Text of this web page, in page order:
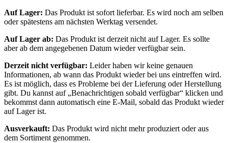
Auf Lager: Das Produkt ist sofort lieferbar. Es wird noch am selben
oder spätestens am nächsten Werktag versendet.
Auf Lager ab: Das Produkt ist derzeit nicht auf Lager. Es sollte
aber ab dem angegebenen Datum wieder verfügbar sein.
Derzeit nicht verfügbar: Leider haben wir keine genauen
Informationen, ab wann das Produkt wieder bei uns eintreffen wird.
Es ist möglich, dass es Probleme bei der Lieferung oder Herstellung
gibt. Du kannst auf „Benachrichtigen sobald verfügbar“ klicken und
bekommst dann automatisch eine E-Mail, sobald das Produkt wieder
auf Lager ist.
Ausverkauft: Das Produkt wird nicht mehr produziert oder aus
dem Sortiment genommen.